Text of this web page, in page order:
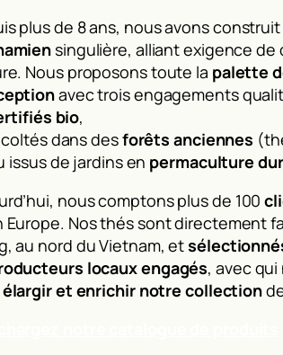
plus de 8 ans, nous avons
singulière, alliant exigence
Nous proposons toute la palette
avec trois engagements
bio,
dans desforêts anciennes (
issus de jardins en permaculture
nous comptons plus de 100
Europe. Nos thés sont directement
au nord du Vietnam, et
locaux engagés, avec
élargir et enrichir notre collection